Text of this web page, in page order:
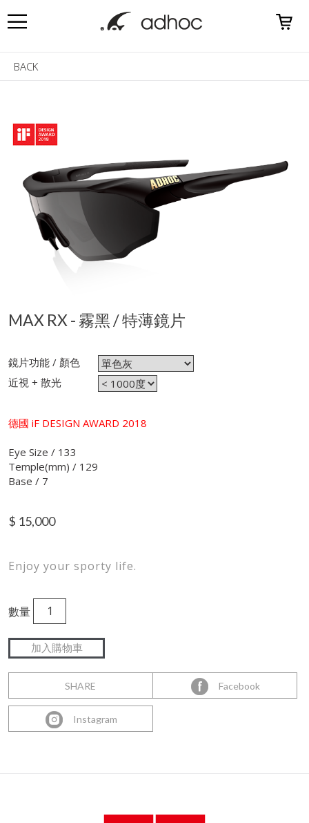
BACK
MAX RX - 霧黑 / 特薄鏡片
鏡片功能 / 顏色
近視 + 散光
德國 iF DESIGN AWARD 2018
Eye Size / 133
Temple(mm) / 129
Base / 7
$ 15,000
Enjoy your sporty life.
數量
SHARE Facebook
Instagram